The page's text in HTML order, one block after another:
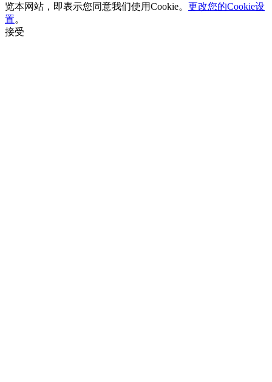
览本网站，即表示您同意我们使用Cookie。 更改您的Cookie设
置。
接受